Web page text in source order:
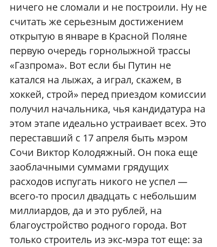
ничего не сломали и не построили. Ну не
считать же серьезным достижением
открытую в январе в Красной Поляне
первую очередь горнолыжной трассы
«Газпрома». Вот если бы Путин не
катался на лыжах, а играл, скажем, в
хоккей, строй» перед приездом комиссии
получил начальника, чья кандидатура на
этом этапе идеально устраивает всех. Это
переставший с 17 апреля быть мэром
Сочи Виктор Колодяжный. Он пока еще
заоблачными суммами грядущих
расходов испугать никого не успел —
всего-то просил двадцать с небольшим
миллиардов, да и это рублей, на
благоустройство родного города. Вот
только строитель из экс-мэра тот еще: за